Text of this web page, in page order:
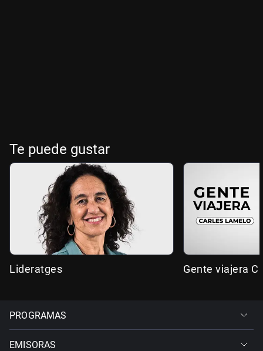
Te puede gustar
Lideratges Gente viajera
PROGRAMAS
EMISORAS